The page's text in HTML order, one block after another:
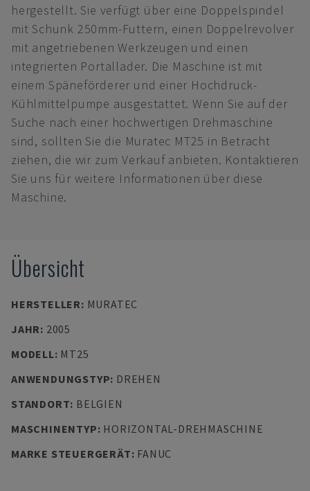
hergestellt. Sie verfügt über eine Doppelspindel
mit Schunk 250mm-Futtern, einen Doppelrevolver
mit angetriebenen Werkzeugen und einen
integrierten Portallader. Die Maschine ist mit
einem Späneförderer und einer Hochdruck-
Kühlmittelpumpe ausgestattet. Wenn Sie auf der
Suche nach einer hochwertigen Drehmaschine
sind, sollten Sie die Muratec MT25 in Betracht
ziehen, die wir zum Verkauf anbieten. Kontaktieren
Sie uns für weitere Informationen über diese
Maschine.
Übersicht
HERSTELLER: MURATEC
JAHR: 2005
MODELL: MT25
ANWENDUNGSTYP: DREHEN
STANDORT: BELGIEN
MASCHINENTYP: HORIZONTAL-DREHMASCHINE
MARKE STEUERGERÄT: FANUC